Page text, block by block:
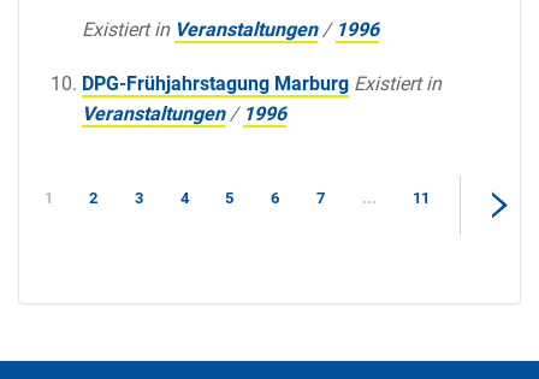
Existiert in Veranstaltungen / 1996
DPG-Frühjahrstagung Marburg Existiert in
Veranstaltungen / 1996
1 2 3 4 5 6 7 ... 11